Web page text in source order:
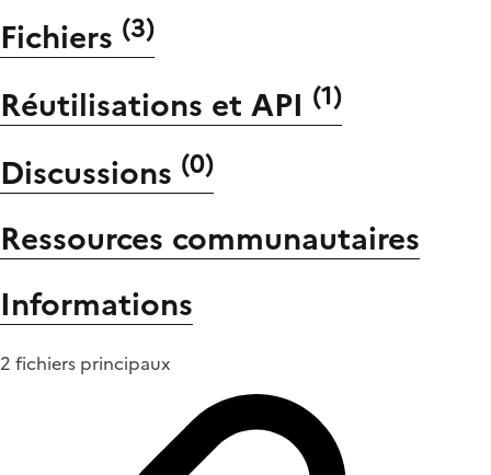
Fichiers (3)
Réutilisations et API (1)
Discussions (0)
Ressources communautaires
Informations
2 fichiers principaux